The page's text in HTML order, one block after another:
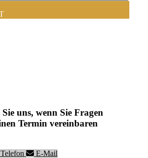
uns, wenn Sie Fragen
Termin vereinbaren
Telefon
E-Mail